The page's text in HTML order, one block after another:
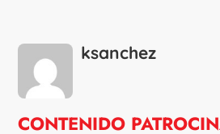
ksanchez
CONTENIDO